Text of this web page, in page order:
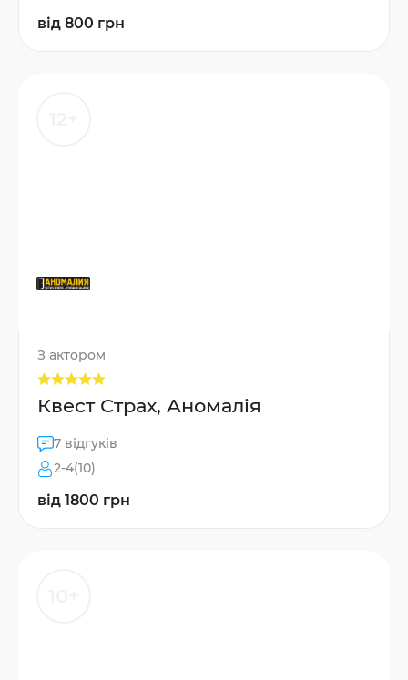
від 800 грн
З актором
Квест Страх, Аномалія
7 відгуків
2-4(10)
від 1800 грн